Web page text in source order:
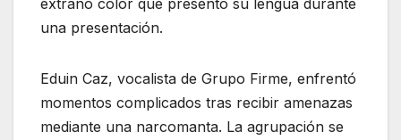
una presentación.
Eduin Caz, vocalista de Grupo Firme, enfrentó
momentos complicados tras recibir amenazas
mediante una narcomanta. La agrupación se